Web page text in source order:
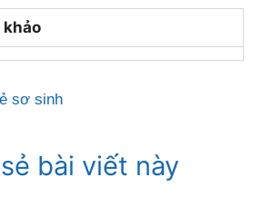
khảo
sơ sinh
bài viết này